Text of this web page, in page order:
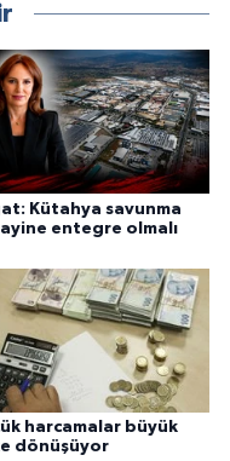
Kütahya savunma
entegre olmalı
harcamalar büyük
dönüşüyor